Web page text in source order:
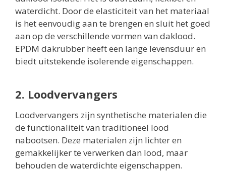
waterdicht. Door de elasticiteit van het materiaal
is het eenvoudig aan te brengen en sluit het goed
aan op de verschillende vormen van daklood.
EPDM dakrubber heeft een lange levensduur en
biedt uitstekende isolerende eigenschappen.
2. Loodvervangers
Loodvervangers zijn synthetische materialen die
de functionaliteit van traditioneel lood
nabootsen. Deze materialen zijn lichter en
gemakkelijker te verwerken dan lood, maar
behouden de waterdichte eigenschappen.